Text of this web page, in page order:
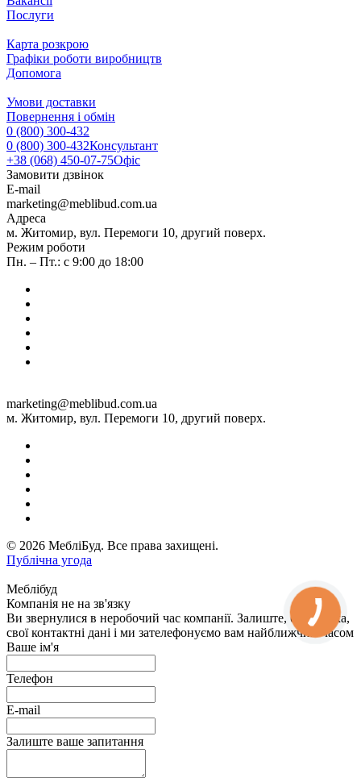
Послуги
Карта розкрою
Графіки роботи виробництв
Допомога
Умови доставки
Повернення і обмін
0 (800) 300-432
0 (800) 300-432Консультант
+38 (068) 450-07-75Офіс
Замовити дзвінок
E-mail
marketing@meblibud.com.ua
Адреса
м. Житомир, вул. Перемоги 10, другий поверх.
Режим роботи
Пн. – Пт.: с 9:00 до 18:00
marketing@meblibud.com.ua
м. Житомир, вул. Перемоги 10, другий поверх.
© 2026 МебліБуд. Все права захищені.
Публічна угода
Меблібуд
Компанія не на зв'язку
Ви звернулися в неробочий час компанії. Залиште, будь ласка,
свої контактні дані і ми зателефонуємо вам найближчим часом
Ваше ім'я
Телефон
E-mail
Залиште ваше запитання